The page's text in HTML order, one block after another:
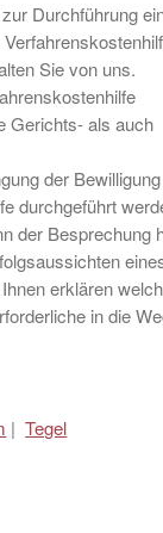
Durchführung
Sie von uns.
Gerichts- als auch
der Bewilligung
durchgeführt
der Besprechung
erklären
in die
|Tegel